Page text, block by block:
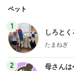
ペット
1
しろとく
たまねぎ
2
母さんは